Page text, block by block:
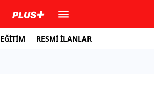
EĞİTİM RESMİ İLANLAR